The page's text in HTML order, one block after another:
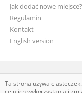
Jak dodać nowe miejsce?
Regulamin
Kontakt
English version
Ta strona używa ciasteczek.
celu ich wykorzystania i